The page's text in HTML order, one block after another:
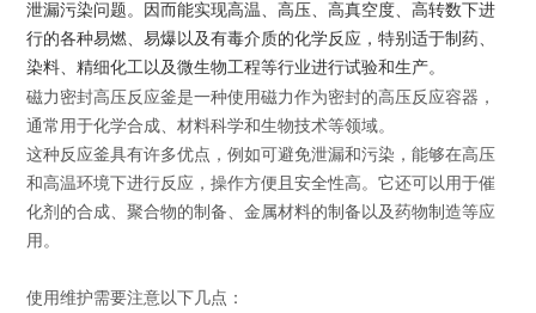
泄漏污染问题。因而能实现高温、高压、高真空度、高转数下进
行的各种易燃、易爆以及有毒介质的化学反应，特别适于制药、
染料、精细化工以及微生物工程等行业进行试验和生产。
磁力密封高压反应釜是一种使用磁力作为密封的高压反应容器，
通常用于化学合成、材料科学和生物技术等领域。
这种反应釜具有许多优点，例如可避免泄漏和污染，能够在高压
和高温环境下进行反应，操作方便且安全性高。它还可以用于催
化剂的合成、聚合物的制备、金属材料的制备以及药物制造等应
用。
使用维护需要注意以下几点：